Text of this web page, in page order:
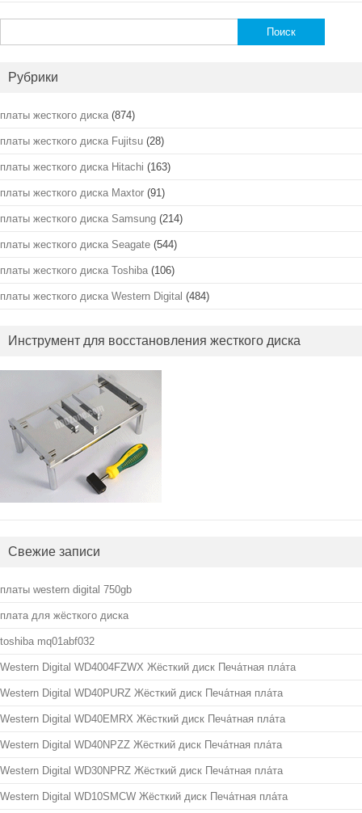
Рубрики
платы жесткого диска (874)
платы жесткого диска Fujitsu (28)
платы жесткого диска Hitachi (163)
платы жесткого диска Maxtor (91)
платы жесткого диска Samsung (214)
платы жесткого диска Seagate (544)
платы жесткого диска Toshiba (106)
платы жесткого диска Western Digital (484)
Инструмент для восстановления жесткого диска
Свежие записи
платы western digital 750gb
плата для жёсткого диска
toshiba mq01abf032
Western Digital WD4004FZWX Жёсткий диск Печа́тная пла́та
Western Digital WD40PURZ Жёсткий диск Печа́тная пла́та
Western Digital WD40EMRX Жёсткий диск Печа́тная пла́та
Western Digital WD40NPZZ Жёсткий диск Печа́тная пла́та
Western Digital WD30NPRZ Жёсткий диск Печа́тная пла́та
Western Digital WD10SMCW Жёсткий диск Печа́тная пла́та